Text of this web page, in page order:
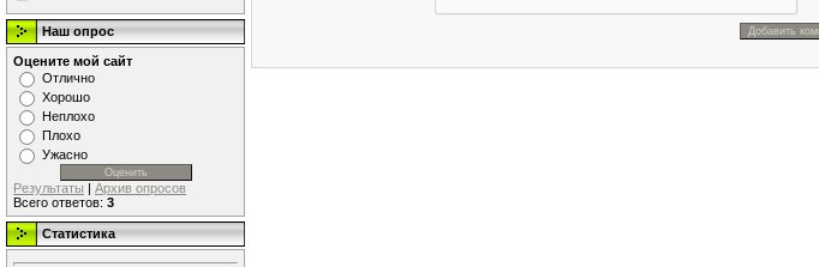
Наш опрос
Оцените мой сайт
Отлично
Хорошо
Неплохо
Плохо
Ужасно
Результаты | Архив опросов
Всего ответов: 3
Статистика